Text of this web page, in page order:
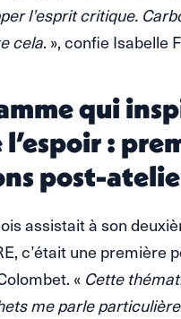
l’esprit critique.
cela. », confie Isabelle
qui
:
post-
assistait à son
c’était une première
« Cette
me parle